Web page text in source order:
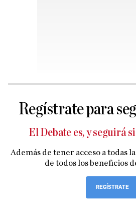
Regístrate para
El Debate es, y seguirá
Además de tener acceso a todas
de todos los beneficios
REGÍSTRATE